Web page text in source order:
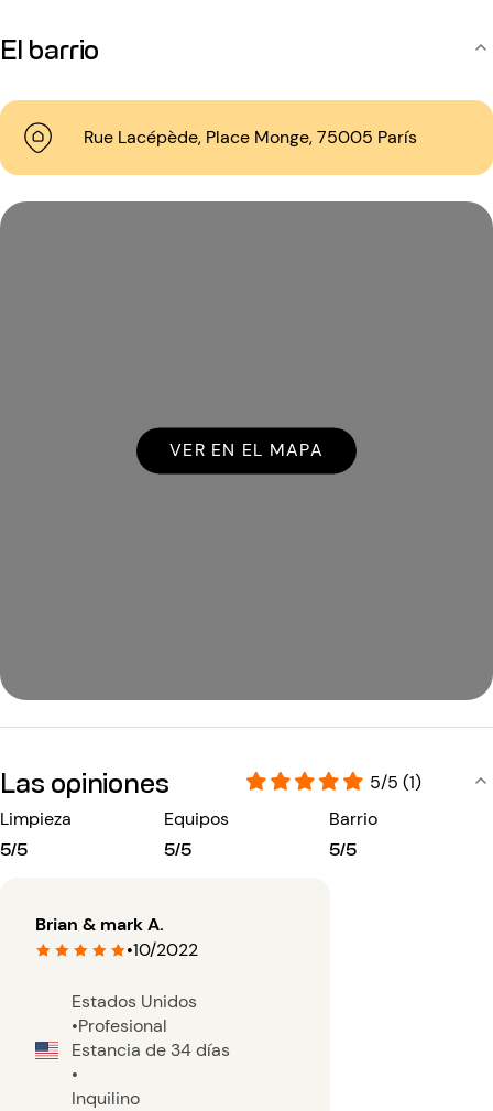
El barrio
Rue Lacépède, Place Monge, 75005 París
VER EN EL MAPA
Las opiniones
5/5 (1)
Limpieza
5/5
Equipos
5/5
Barrio
5/5
Brian & mark A.
•10/2022
Estados Unidos
•Profesional
Estancia de 34 días
•
Inquilino